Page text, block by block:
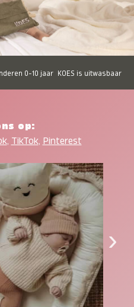
0-10 jaar KOES is uitwasbaar
op:
, TikTok, Pinterest
›